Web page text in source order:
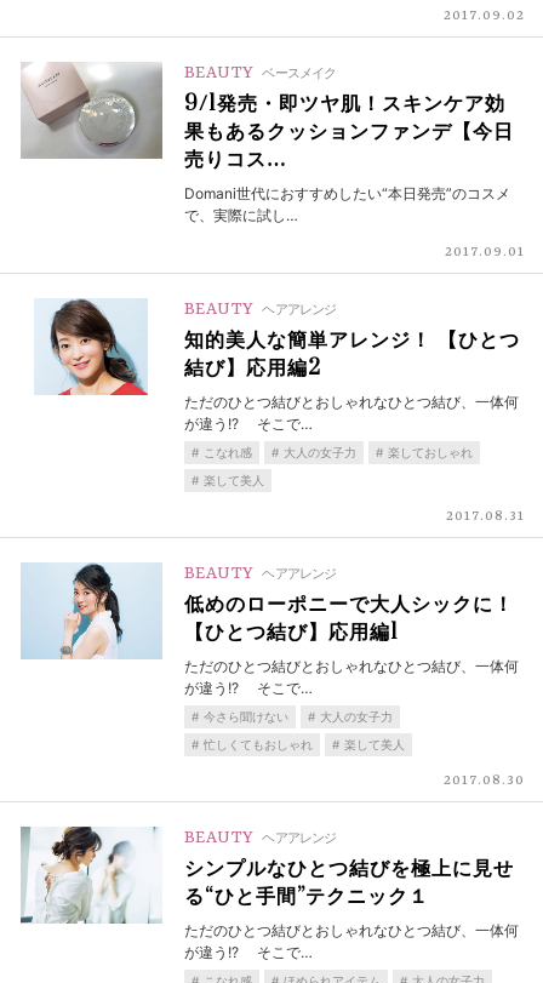
2017.09.02
BEAUTY ベースメイク
9/1発売・即ツヤ肌！スキンケア効
果もあるクッションファンデ【今日
売りコス…
Domani世代におすすめしたい“本日発売”のコスメ
で、実際に試し…
2017.09.01
BEAUTY ヘアアレンジ
知的美人な簡単アレンジ！ 【ひとつ
結び】応用編2
ただのひとつ結びとおしゃれなひとつ結び、一体何
が違う!? そこで…
こなれ感 大人の女子力
楽しておしゃれ
楽して美人
2017.08.31
BEAUTY ヘアアレンジ
低めのローポニーで大人シックに！
【ひとつ結び】応用編1
ただのひとつ結びとおしゃれなひとつ結び、一体何
が違う!? そこで…
今さら聞けない
大人の女子力
忙しくてもおしゃれ
楽して美人
2017.08.30
BEAUTY ヘアアレンジ
シンプルなひとつ結びを極上に見せ
る“ひと手間”テクニック１
ただのひとつ結びとおしゃれなひとつ結び、一体何
が違う!? そこで…